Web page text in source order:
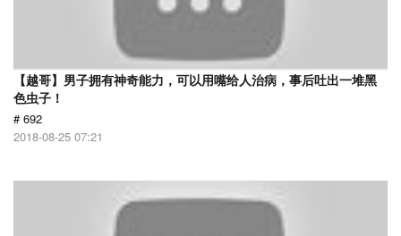
【越哥】男子拥有神奇能力，可以用嘴给人治病，事后吐出一堆黑
色虫子！
# 692
2018-08-25 07:21